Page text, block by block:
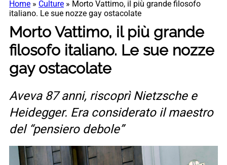
Home » Culture » Morto Vattimo, il più grande filosofo
italiano. Le sue nozze gay ostacolate
Morto Vattimo, il più grande
filosofo italiano. Le sue nozze
gay ostacolate
Aveva 87 anni, riscoprì Nietzsche e
Heidegger. Era considerato il maestro
del “pensiero debole”